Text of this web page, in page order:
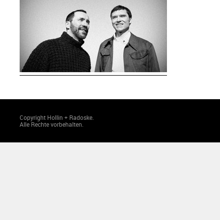
Copyright Hollin + Radoske.
Alle Rechte vorbehalten.